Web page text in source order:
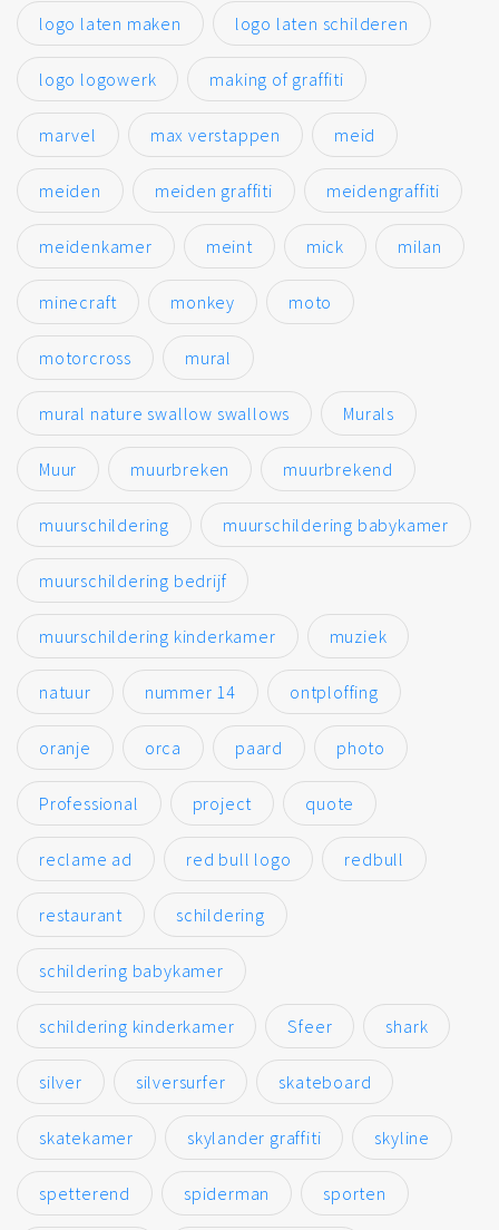
logo laten maken logo laten schilderen
logo logowerk making of graffiti
marvel max verstappen meid
meiden meiden graffiti meidengraffiti
meidenkamer meint mick milan
minecraft monkey moto
motorcross mural
mural nature swallow swallows Murals
Muur muurbreken muurbrekend
muurschildering muurschildering babykamer
muurschildering bedrijf
muurschildering kinderkamer muziek
natuur nummer 14 ontploffing
oranje orca paard photo
Professional project quote
reclame ad red bull logo redbull
restaurant schildering
schildering babykamer
schildering kinderkamer Sfeer shark
silver silversurfer skateboard
skatekamer skylander graffiti skyline
spetterend spiderman sporten